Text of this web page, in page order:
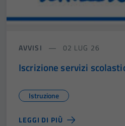
AVVISI 02 LUG 26
Iscrizione servizi
Istruzione
LEGGI DI PIÙ